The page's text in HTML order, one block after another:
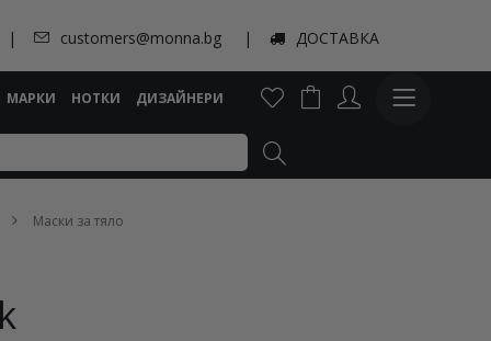
customers@monna.bg ДОСТАВКА
МАРКИ НОТКИ ДИЗАЙНЕРИ
Маски за тяло